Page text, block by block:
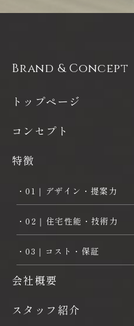
Brand & Concept
トップページ
コンセプト
特徴
・01｜デザイン・提案力
・02｜住宅性能・技術力
・03｜コスト・保証
会社概要
スタッフ紹介